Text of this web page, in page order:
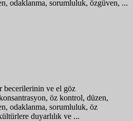
odaklanma, sorumluluk, özgüven, ...
becerilerinin ve el göz
öz kontrol, düzen,
odaklanma, sorumluluk, öz
duyarlılık ve ...